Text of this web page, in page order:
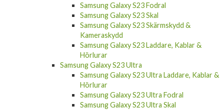
Samsung Galaxy S23 Fodral
Samsung Galaxy S23 Skal
Samsung Galaxy S23 Skärmskydd &
Kameraskydd
Samsung Galaxy S23 Laddare, Kablar &
Hörlurar
Samsung Galaxy S23 Ultra
Samsung Galaxy S23 Ultra Laddare, Kablar &
Hörlurar
Samsung Galaxy S23 Ultra Fodral
Samsung Galaxy S23 Ultra Skal